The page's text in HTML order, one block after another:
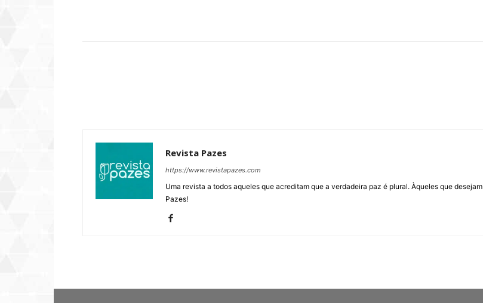
Revista Pazes
https://www.revistapazes.com
Uma revista a todos aqueles que acreditam que a verdadeira paz é plural. Àqueles que desejam
Pazes!